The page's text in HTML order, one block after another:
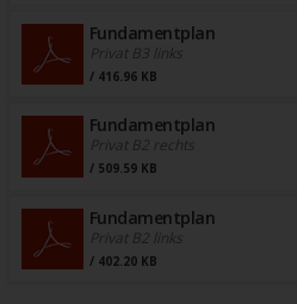
Fundamentplan
Privat B3 links
/ 416.96 KB
Fundamentplan
Privat B2 rechts
/ 509.59 KB
Fundamentplan
Privat B2 links
/ 402.20 KB